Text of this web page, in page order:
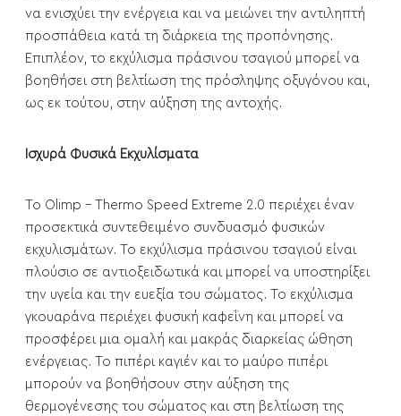
να ενισχύει την ενέργεια και να μειώνει την αντιληπτή
προσπάθεια κατά τη διάρκεια της προπόνησης.
Επιπλέον, το εκχύλισμα πράσινου τσαγιού μπορεί να
βοηθήσει στη βελτίωση της πρόσληψης οξυγόνου και,
ως εκ τούτου, στην αύξηση της αντοχής.
Ισχυρά Φυσικά Εκχυλίσματα
Το Olimp - Thermo Speed Extreme 2.0 περιέχει έναν
προσεκτικά συντεθειμένο συνδυασμό φυσικών
εκχυλισμάτων. Το εκχύλισμα πράσινου τσαγιού είναι
πλούσιο σε αντιοξειδωτικά και μπορεί να υποστηρίξει
την υγεία και την ευεξία του σώματος. Το εκχύλισμα
γκουαράνα περιέχει φυσική καφεΐνη και μπορεί να
προσφέρει μια ομαλή και μακράς διαρκείας ώθηση
ενέργειας. Το πιπέρι καγιέν και το μαύρο πιπέρι
μπορούν να βοηθήσουν στην αύξηση της
θερμογένεσης του σώματος και στη βελτίωση της